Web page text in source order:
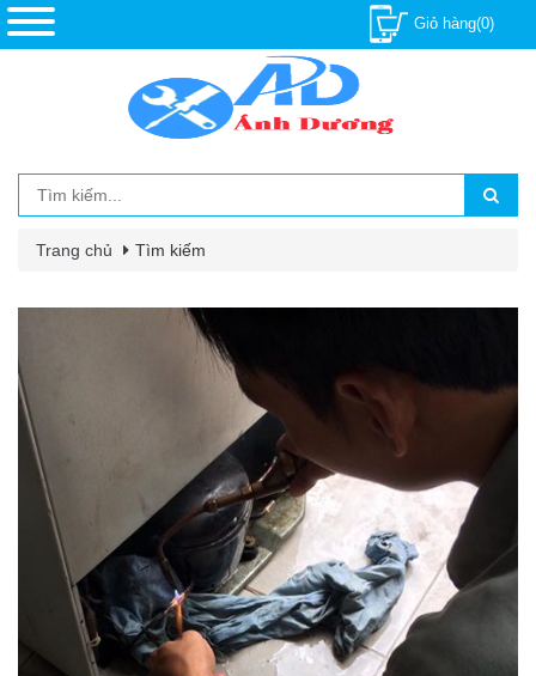
Giỏ hàng(0)
Trang chủ Tìm kiếm